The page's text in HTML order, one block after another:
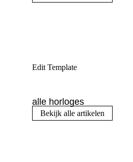
Edit Template
alle horloges
Bekijk alle artikelen